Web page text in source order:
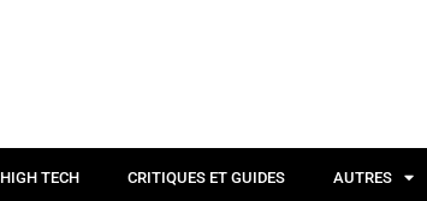
HIGH TECH CRITIQUES ET GUIDES AUTRES